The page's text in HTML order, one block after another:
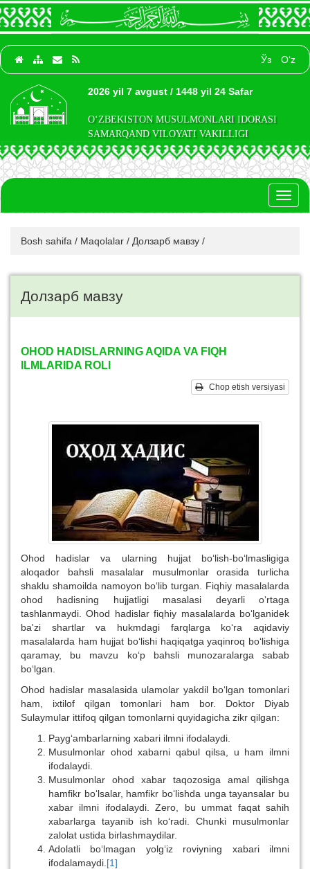
Ўз O‘z
2026 yil 7 avgust / 1448 yil 24 Safar
O‘ZBEKISTON MUSULMONLARI IDORASI
SAMARQAND VILOYATI VAKILLIGI
Bosh sahifa / Maqolalar / Долзарб мавзу /
Долзарб мавзу
OHOD HADISLARNING AQIDA VA FIQH
ILMLARIDA ROLI
Chop etish versiyasi
Ohod hadislar va ularning hujjat bo‘lish-bo‘lmasligiga
aloqador bahsli masalalar musulmonlar orasida turlicha
shaklu shamoilda namoyon bo‘lib turgan. Fiqhiy masalalarda
ohod hadisning hujjatligi masalasi deyarli o‘rtaga
tashlanmaydi. Ohod hadislar fiqhiy masalalarda bo‘lganidek
ba'zi shartlar va hukmdagi farqlarga ko‘ra aqidaviy
masalalarda ham hujjat bo‘lishi haqiqatga yaqinroq bo‘lishiga
qaramay, bu mavzu ko‘p bahsli munozaralarga sabab
bo‘lgan.
Ohod hadislar masalasida ulamolar yakdil bo‘lgan tomonlari
ham, ixtilof qilgan tomonlari ham bor. Doktor Diyab
Sulaymular ittifoq qilgan tomonlarni quyidagicha zikr qilgan:
Payg‘ambarlarning xabari ilmni ifodalaydi.
Musulmonlar ohod xabarni qabul qilsa, u ham ilmni
ifodalaydi.
Musulmonlar ohod xabar taqozosiga amal qilishga
hamfikr bo‘lsalar, hamfikr bo‘lishda unga tayansalar bu
xabar ilmni ifodalaydi. Zero, bu ummat faqat sahih
xabarlarga tayanib ish ko‘radi. Chunki musulmonlar
zalolat ustida birlashmaydilar.
Adolatli bo‘lmagan yolg‘iz roviyning xabari ilmni
ifodalamaydi. [1]